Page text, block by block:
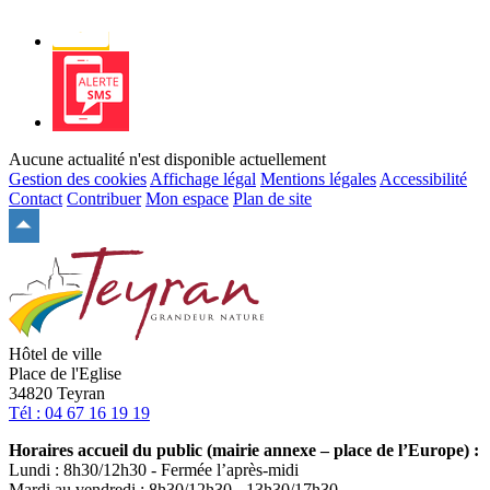
Alerte
SMS
Aucune actualité n'est disponible actuellement
Gestion des cookies Affichage légal Mentions légales Accessibilité
Contact Contribuer Mon espace Plan de site
haut
du
site
Hôtel de ville
Place de l'Eglise
34820 Teyran
Tél : 04 67 16 19 19
Horaires accueil du public (mairie annexe – place de l’Europe) :
Lundi : 8h30/12h30 - Fermée l’après-midi